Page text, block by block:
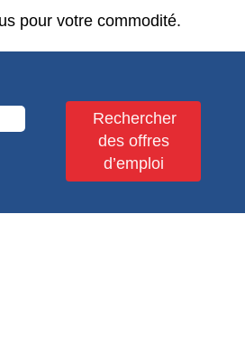
pour votre commodité.